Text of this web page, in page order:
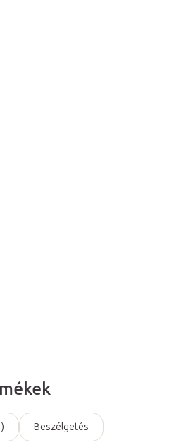
Beszélgetés